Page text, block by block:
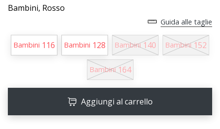
a
marchio
Ambassador.
Tempo di lettura: 2 min.
Weplayvolleyball
Bambini, Rosso
Guida alle taglie
Bambini 116 Bambini 128 Bambini 140 Bambini 152
Bambini 164
Aggiungi al carrello